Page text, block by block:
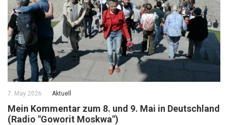
7. May 2026 Aktuell
Mein Kommentar zum 8. und 9. Mai in Deutschland
(Radio "Goworit Moskwa")